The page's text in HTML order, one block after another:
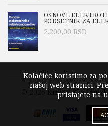
OSNOVE
PODSETNIK ZA
2.200,00 RSD
© 2026 Knjige
Kolačiće koristimo za
našoj web stranici.
pristajete na